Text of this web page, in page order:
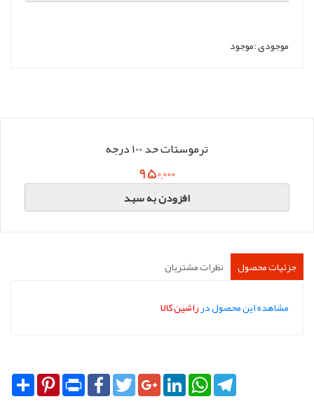
موجودی :موجود
ترموستات حد 100 درجه
950,000
افزودن به سبد
جزئیات محصول نظرات مشتریان
مشاهده این محصول درراشین کالا
Share PinterestPrint FacebookTwitterGoogle+LinkedInWhatsApp